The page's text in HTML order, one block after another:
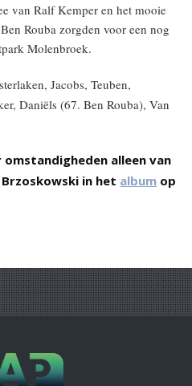
van Ralf Kemper en het mooie
Rouba zorgden voor een nog
Molenbroek.
Jacobs, Teuben,
Daniëls (67. Ben Rouba), Van
alleen van
in het album op